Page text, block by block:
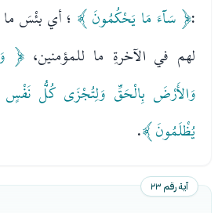
:﴿ سَآءَ مَا يَحْكُمُونَ ﴾ ؛ أي بئْسَ
لهم في الآخرةِ ما للمؤمنين،﴿
وَالأَرْضَ بِالْحَقِّ وَلِتُجْزَى كُلُّ
يُظْلَمُونَ ﴾.
آية رقم ٢٣